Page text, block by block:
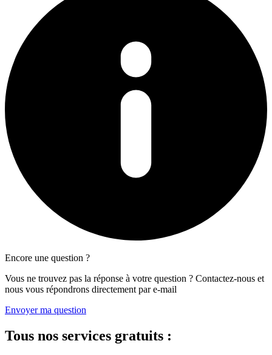
Encore une question ?
Vous ne trouvez pas la réponse à votre question ? Contactez-nous et
nous vous répondrons directement par e-mail
Envoyer ma question
Tous nos services gratuits :